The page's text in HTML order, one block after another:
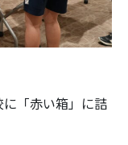
「赤い箱」に詰